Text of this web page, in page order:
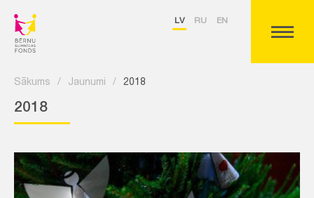
LV RU EN
Sākums / Jaunumi / 2018
2018